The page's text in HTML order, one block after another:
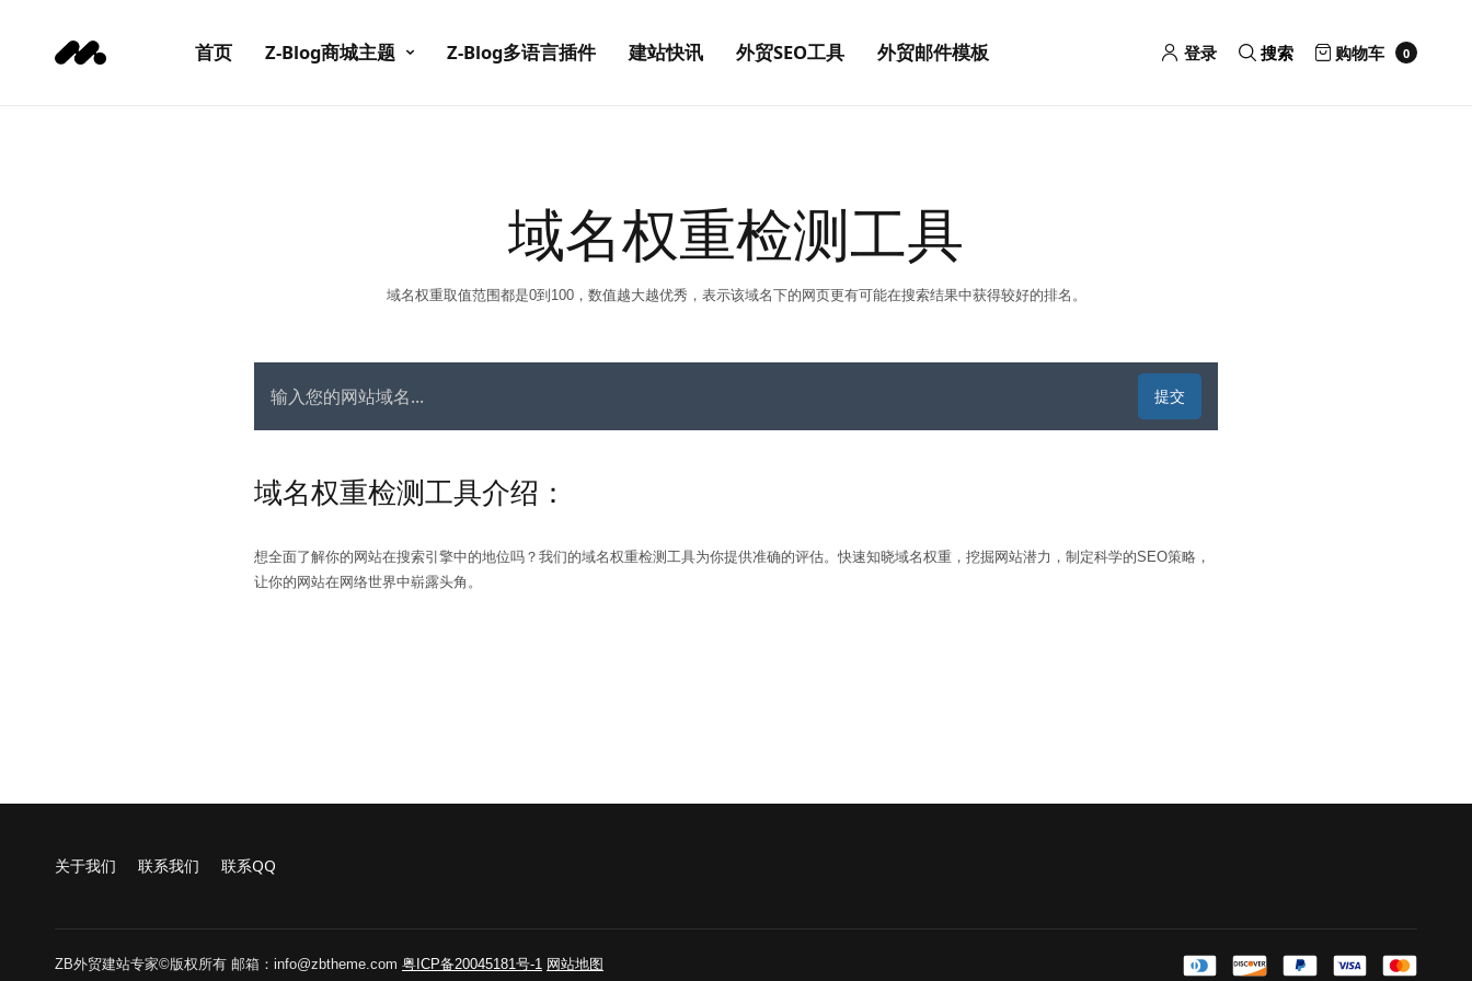
首页 Z-Blog商城主题 Z-Blog多语言插件 建站快讯 外贸SEO工具 外贸邮件模板 登录 搜索 购物车 0
域名权重检测工具
域名权重取值范围都是0到100，数值越大越优秀，表示该域名下的网页更有可能在搜索结果中获得较好的排名。
提交
域名权重检测工具介绍：
想全面了解你的网站在搜索引擎中的地位吗？我们的域名权重检测工具为你提供准确的评估。快速知晓域名权重，挖掘网站潜力，制定科学的SEO策略，
让你的网站在网络世界中崭露头角。
关于我们 联系我们 联系QQ
ZB外贸建站专家©版权所有 邮箱：info@zbtheme.com粤ICP备20045181号-1 网站地图